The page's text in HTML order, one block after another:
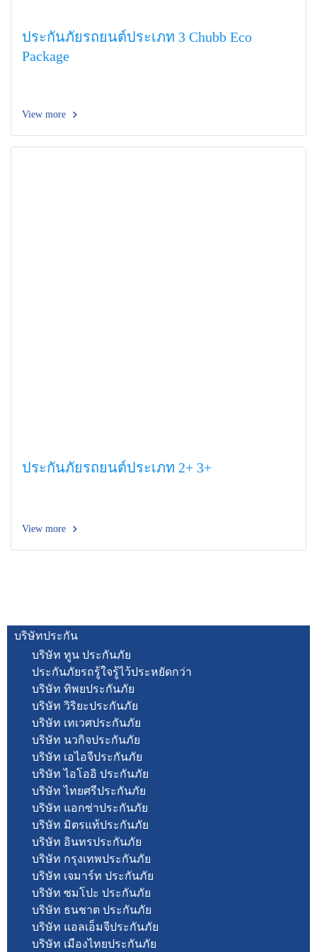
ประกันภัยรถยนต์ประเภท 3 Chubb Eco
Package
View more
ประกันภัยรถยนต์ประเภท 2+ 3+
View more
บริษัทประกัน
บริษัท ทูน ประกันภัย
ประกันภัยรถรู้ใจรู้ไว้ประหยัดกว่า
บริษัท ทิพยประกันภัย
บริษัท วิริยะประกันภัย
บริษัท เทเวศประกันภัย
บริษัท นวกิจประกันภัย
บริษัท เอไอจีประกันภัย
บริษัท ไอโออิ ประกันภัย
บริษัท ไทยศรีประกันภัย
บริษัท แอกซ่าประกันภัย
บริษัท มิตรแท้ประกันภัย
บริษัท อินทรประกันภัย
บริษัท กรุงเทพประกันภัย
บริษัท เจมาร์ท ประกันภัย
บริษัท ซมโปะ ประกันภัย
บริษัท ธนชาต ประกันภัย
บริษัท แอลเอ็มจีประกันภัย
บริษัท เมืองไทยประกันภัย